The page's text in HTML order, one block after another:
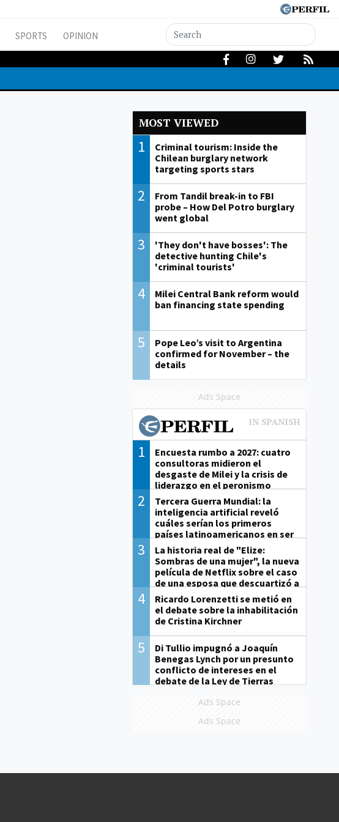
SPORTS OPINION
MOST VIEWED
1
Criminal tourism: Inside the
Chilean burglary network
targeting sports stars
2
From Tandil break-in to FBI
probe – How Del Potro burglary
went global
3
'They don't have bosses': The
detective hunting Chile's
'criminal tourists'
4
Milei Central Bank reform would
ban financing state spending
5
Pope Leo’s visit to Argentina
confirmed for November – the
details
Ads Space
1
Encuesta rumbo a 2027: cuatro
consultoras midieron el
desgaste de Milei y la crisis de
liderazgo en el peronismo
2
Tercera Guerra Mundial: la
inteligencia artificial reveló
cuáles serían los primeros
países latinoamericanos en ser
derrotados
3
La historia real de "Elize:
Sombras de una mujer", la nueva
película de Netflix sobre el caso
de una esposa que descuartizó a
su marido
4
Ricardo Lorenzetti se metió en
el debate sobre la inhabilitación
de Cristina Kirchner
5
Di Tullio impugnó a Joaquín
Benegas Lynch por un presunto
conflicto de intereses en el
debate de la Ley de Tierras
Ads Space
Ads Space